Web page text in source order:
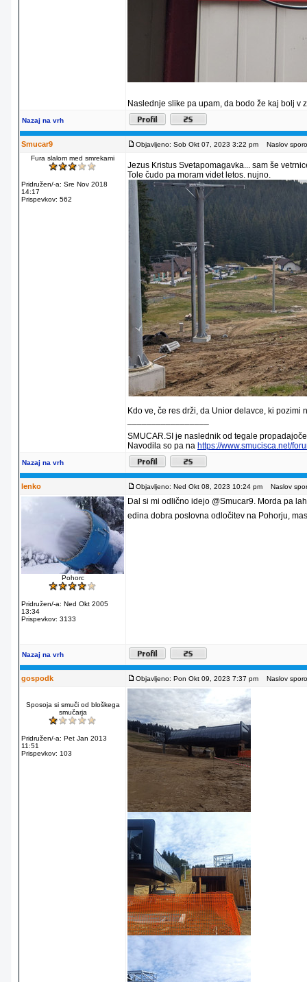
Naslednje slike pa upam, da bodo že kaj bolj
Nazaj na vrh
Smucar9 Objavljeno: Sob Okt 07, 2023 3:22 pm
Naslov
Fura slalom med smrekami
Pridružen/-a: Sre Nov 2018
14:17
Prispevkov: 562
Jezus Kristus Svetapomagavka... sam še
Tole čudo pa moram videt letos. nujno.
Kdo ve, če res drži, da Unior delavce, ki
SMUCAR.SI je naslednik od tegale
Navodila so pa na https://www.smucisca.net/
Nazaj na vrh
lenko Objavljeno: Ned Okt 08, 2023 10:24 pm Naslov
Pohorc
Pridružen/-a: Ned Okt 2005
13:34
Prispevkov: 3133
Dal si mi odlično idejo @Smucar9. Morda pa
edina dobra poslovna odločitev na Pohorju,
Nazaj na vrh
gospodk Objavljeno: Pon Okt 09, 2023 7:37 pm Naslov
Sposoja si smuči od bloškega
smučarja
Pridružen/-a: Pet Jan 2013
11:51
Prispevkov: 103